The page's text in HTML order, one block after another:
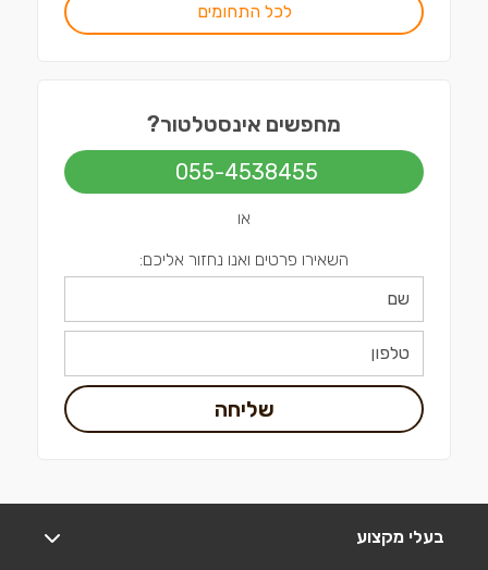
לכל התחומים
מחפשים אינסטלטור?
055-4538455
או
השאירו פרטים ואנו נחזור אליכם:
שליחה
בעלי מקצוע